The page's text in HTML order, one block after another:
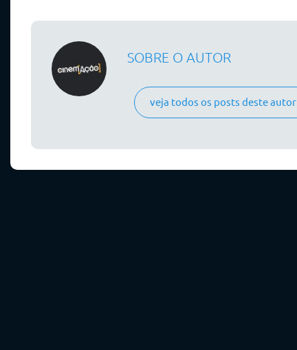
SOBRE O AUTOR
veja todos os posts deste autor